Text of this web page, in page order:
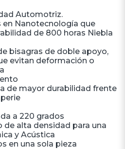
Automotriz.
en Nanotecnología que
de 800 horas Niebla
bisagras de doble apoyo,
evitan deformación o
de mayor durabilidad frente
a 220 grados
de alta densidad para una
y Acústica
en una sola pieza